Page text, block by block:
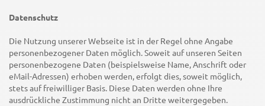
Datenschutz
Die Nutzung unserer Webseite ist in der Regel ohne Angabe
personenbezogener Daten möglich. Soweit auf unseren Seiten
personenbezogene Daten (beispielsweise Name, Anschrift oder
eMail-Adressen) erhoben werden, erfolgt dies, soweit möglich,
stets auf freiwilliger Basis. Diese Daten werden ohne Ihre
ausdrückliche Zustimmung nicht an Dritte weitergegeben.